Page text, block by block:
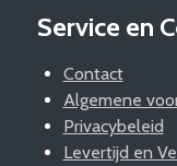
Service en
Contact
Algemene
Privacybeleid
Levertijd en